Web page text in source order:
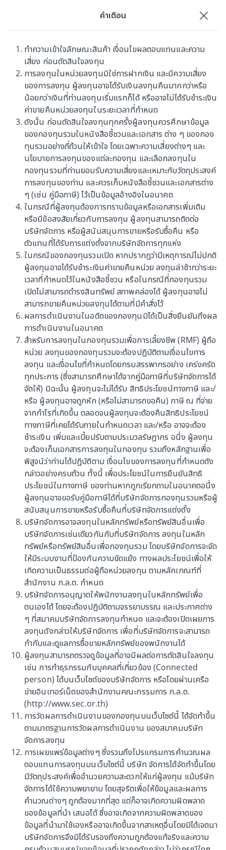
กองทุนรวม
ค้นหากองทุน
ค้นหาโดยชื่อกองทุน
ประเภทกองทุนรวม
ทั้งหมด
ระดับความเสี่ยง
ทั้งหมด
ค้นหา
ผลการค้นหากองทุน(22 )
หน่วยและราคาแสดงเป็นเงินบาท (THB) ทั้งหมด
จัดเรียงตาม: ชื่อกองทุน
กองทุนเปิด เอไอเอ โกลบอล แอกเกรสซีฟ อโลเคชั่น ฟันด์ (AIA-
กองทุนรวมผสม ที่ลงทุนในต่างประเทศ.เสี่ยงสูง (6)
มูลค่าหน่วยลงทุน
13.5594
เปลี่ยนแปลง (%)
-0.3066
ราคาขาย/สับเปลี่ยนเข้า
13.7771
ราคารับซื้อคืน/สับเปลี่ยนออก
13.5594
มูลค่าทรัพย์สินสุทธิ
ข้อมูล ณ วันที่
6 สิงหาคม 2569
กองทุนเปิด เอไอเอ โกลบอล โมเดอเรท อโลเคชั่น ฟันด์ (AIA-
GMA)
กองทุนรวมผสม ที่ลงทุนในต่างประเทศ.เสี่ยงปานกลางค่อนข้างสูง (5)
มูลค่าหน่วยลงทุน
เปลี่ยนแปลง (%)
ราคาขาย/สับเปลี่ยนเข้า
11.7035
ราคารับซื้อคืน/สับเปลี่ยนออก
มูลค่าทรัพย์สินสุทธิ
2,736,050,420.13
ข้อมูล ณ วันที่
6 สิงหาคม 2569
กองทุนเปิด เอไอเอ โกลบอล คอนเวนชั่นนอล อโลเคชั่น ฟันด์
(AIA-GCA)
กองทุนรวมผสม ที่ลงทุนในต่างประเทศ. เสี่ยงปานกลางค่อนข้างสูง (5)
คำเตือน
ทำความเข้าใจลักษณะสินค้า เงื่อนไขผลตอบแทนและความ
เสี่ยง ก่อนตัดสินใจลงทุน
การลงทุนในหน่วยลงทุนมิใช่การฝากเงิน และมีความเสี่ยง
ของการลงทุน ผู้ลงทุนอาจได้รับเงินลงทุนคืนมากกว่าหรือ
น้อยกว่าเงินที่ท่านลงทุนเริ่มแรกก็ได้ หรืออาจไม่ได้รับชำระเงิน
ค่าขายคืนหน่วยลงทุนในระยะเวลาที่กำหนด
ดังนั้น ก่อนตัดสินใจลงทุนทุกครั้งผู้ลงทุนควรศึกษาข้อมูล
ของกองทุนรวมในหนังสือชี้ชวนและเอกสาร ต่าง ๆ ของกอง
ทุนรวมอย่างถี่ถ้วนให้เข้าใจ โดยเฉพาะความเสี่ยงต่างๆ และ
นโยบายการลงทุนของแต่ละกองทุน และเลือกลงทุนใน
กองทุนรวมที่ท่านยอมรับความเสี่ยงและเหมาะกับวัตถุประสงค์
การลงทุนของท่าน และควรเก็บหนังสือชี้ชวนและเอกสารต่าง
ๆ (เช่น คู่มือภาษี) ไว้เป็นข้อมูลอ้างอิงในอนาคต
ในกรณีที่ผู้ลงทุนต้องการทราบข้อมูลหรือเอกสารเพิ่มเติม
หรือมีข้อสงสัยเกี่ยวกับการลงทุน ผู้ลงทุนสามารถติดต่อ
บริษัทจัดการ หรือผู้สนับสนุนการขายหรือรับซื้อคืน หรือ
ตัวแทนที่ได้รับการแต่งตั้งจากบริษัทจัดการทุกแห่ง
ในกรณีของกองทุนรวมเปิด หากปรากฏว่ามีเหตุการณ์ไม่ปกติ
ผู้ลงทุนอาจได้รับชำระเงินค่าขายคืนหน่วย ลงทุนล่าช้ากว่าระยะ
เวลาที่กำหนดไว้ในหนังสือชี้ชวน หรือในกรณีที่กองทุนรวม
เปิดไม่สามารถดำรงสินทรัพย์ สภาพคล่องได้ ผู้ลงทุนอาจไม่
สามารถขายคืนหน่วยลงทุนได้ตามที่มีคำสั่งไว้
ผลการดำเนินงานในอดีตของกองทุนมิได้เป็นสิ่งยืนยันถึงผล
การดำเนินงานในอนาคต
สำหรับการลงทุนในกองทุนรวมเพื่อการเลี้ยงชีพ (RMF) ผู้ถือ
หน่วย ลงทุนของกองทุนรวมจะต้องปฏิบัติตามเงื่อนไขการ
ลงทุน และเงื่อนไขที่กำหนดโดยกรมสรรพากรอย่าง เคร่งครัด
ทุกประการ (ซึ่งสามารถศึกษาได้จากคู่มือภาษีที่บริษัทจัดการได้
จัดให้) มิฉะนั้น ผู้ลงทุนจะไม่ได้รับ สิทธิประโยชน์ทางภาษี และ/
หรือ ผู้ลงทุนอาจถูกหัก (หรือไม่สามารถขอคืน) ภาษี ณ ที่จ่าย
จากกำไรที่เกิดขึ้น ตลอดจนผู้ลงทุนจะต้องคืนสิทธิประโยชน์
ทางภาษีที่เคยได้รับภายในกำหนดเวลา และ/หรือ อาจจะต้อง
ชำระเงิน เพิ่มและเบี้ยปรับตามประมวลรัษฎากร อนึ่ง ผู้ลงทุน
จะต้องเก็บเอกสารการลงทุนในกองทุน รวมถึงหลักฐานเพื่อ
พิสูจน์ว่าท่านได้ปฏิบัติตาม เงื่อนไขของการลงทุนที่กำหนดดัง
กล่าวอย่างครบถ้วน ทั้งนี้ เพื่อประโยชน์ในการยืนยันสิทธิ
ประโยชน์ในทางภาษี ของท่านหากถูกเรียกถามในอนาคตอนึ่ง
ผู้ลงทุนอาจขอรับคู่มือภาษีได้ที่บริษัทจัดการกองทุนรวมหรือผู้
สนับสนุนการขายหรือรับซื้อคืนที่บริษัทจัดการแต่งตั้ง
บริษัทจัดการอาจลงทุนในหลักทรัพย์หรือทรัพย์สินอื่นเพื่อ
บริษัทจัดการเช่นเดียวกันกับที่บริษัทจัดการ ลงทุนในหลัก
ทรัพย์หรือทรัพย์สินอื่นเพื่อกองทุนรวม โดยบริษัทจัดการจะจัด
ให้มีระบบงานที่ป้องกันความขัดแย้ง ทางผลประโยชน์เพื่อให้
เกิดความเป็นธรรมต่อผู้ถือหน่วยลงทุน ตามหลักเกณฑ์ที่
สำนักงาน ก.ล.ต. กำหนด
บริษัทจัดการอนุญาตให้พนักงานลงทุนในหลักทรัพย์เพื่อ
ตนเองได้ โดยจะต้องปฏิบัติตามจรรยาบรรณ และประกาศต่าง
ๆ ที่สมาคมบริษัทจัดการลงทุนกำหนด และจะต้องเปิดเผยการ
ลงทุนดังกล่าวให้บริษัทจัดการ เพื่อที่บริษัทจัดการจะสามารถ
กำกับและดูแลการซื้อขายหลักทรัพย์ของพนักงานได้
ผู้ลงทุนสามารถตรวจดูข้อมูลที่อาจมีผลต่อการตัดสินใจลงทุน
เช่น การทำธุรกรรมกับบุคคลที่เกี่ยวข้อง (Connected
person) ได้บนเว็บไซต์ของบริษัทจัดการ หรือโดยผ่านเครือ
ข่ายอินเทอร์เน็ตของสำนักงานคณะกรรมการ ก.ล.ต.
(http://www.sec.or.th)
การวัดผลการดำเนินงานของกองทุนบนเว็บไซต์นี้ ได้จัดทำขึ้น
ตามมาตรฐานการวัดผลการดำเนินงาน ของสมาคมบริษัท
จัดการลงทุน
การเผยแพร่ข้อมูลต่างๆ ซึ่งรวมถึงโปรแกรมการคำนวณผล
ตอบแทนการลงทุนบนเว็บไซต์นี้ บริษัท จัดการได้จัดทำขึ้นโดย
มีวัตถุประสงค์เพื่ออำนวยความสะดวกให้แก่ผู้ลงทุน แม้บริษัท
จัดการได้ใช้ความพยายาม โดยสุจริตเพื่อให้ข้อมูลและผลการ
คำนวณต่างๆ ถูกต้องมากที่สุด แต่ก็อาจเกิดความผิดพลาด
ของข้อมูลที่นำ เสนอได้ ซึ่งอาจเกิดจากความผิดพลาดของ
ข้อมูลที่นำมาใช้เองหรืออาจเกิดขึ้นจากสาเหตุอื่นโดยมิได้เจตนา
บริษัทจัดการจึงมิได้รับรองถึงความถูกต้องแท้จริงและความ